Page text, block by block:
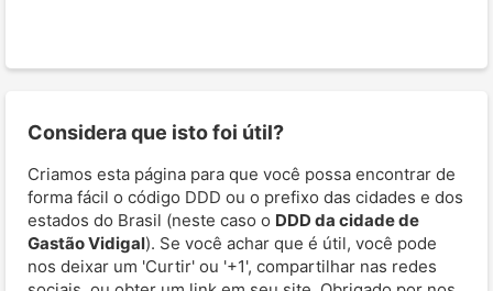
Considera que isto foi útil?
Criamos esta página para que você possa encontrar de
forma fácil o código DDD ou o prefixo das cidades e dos
estados do Brasil (neste caso o DDD da cidade de
Gastão Vidigal). Se você achar que é útil, você pode
nos deixar um 'Curtir' ou '+1', compartilhar nas redes